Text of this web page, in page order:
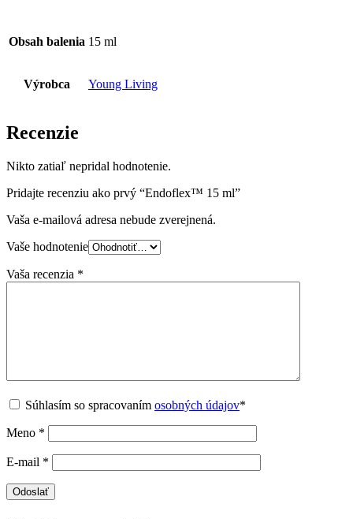
Obsah balenia 15 ml
Výrobca Young Living
Recenzie
Nikto zatiaľ nepridal hodnotenie.
Pridajte recenziu ako prvý “Endoflex™ 15 ml”
Vaša e-mailová adresa nebude zverejnená.
Vaše hodnotenie
Vaša recenzia *
Súhlasím so spracovaním osobných údajov*
Meno *
E-mail *